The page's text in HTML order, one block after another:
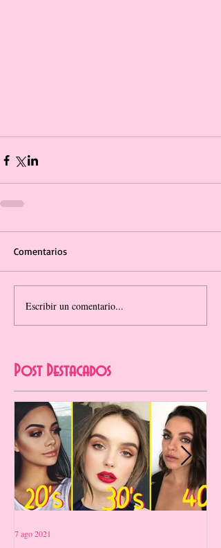
Comentarios
Escribir un comentario...
Post Destacados
7 ago 2021